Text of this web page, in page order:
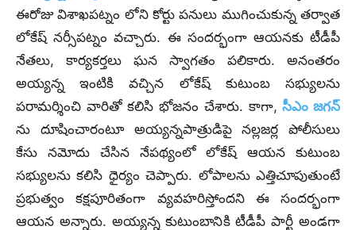
ఈరోజు విశాఖపట్నం లోని కోర్టు పనులు ముగించుకున్న తర్వాత
లోకేష్‌ నర్సీపట్నం వచ్చారు. ఈ సందర్భంగా ఆయనకు టీడీపీ
నేతలు, కార్యకర్తలు ఘన స్వాగతం పలికారు. అనంతరం
అయ్యన్న ఇంటికి వచ్చిన లోకేష్ కుటుంబ సభ్యులను
పరామర్శించి వారితో కలిసి భోజనం చేశారు. కాగా,సీఎం జగన్
ను దూషించారంటూ అయ్యన్నపాత్రుడిపై నల్లజర్ల పోలీసులు
కేసు నమోదు చేసిన నేపథ్యంలో లోకేష్ ఆయన కుటుంబ
సభ్యులను కలిసి ధైర్యం చెప్పారు. లోపాలను ఎత్తిచూపుతుంటే
ప్రభుత్వం కక్షపూరితంగా వ్యవహరిస్తోందని ఈ సందర్భంగా
ఆయన అన్నారు. అయ్యన్న కుటుంబానికి టీడీపీ పార్టీ అండగా